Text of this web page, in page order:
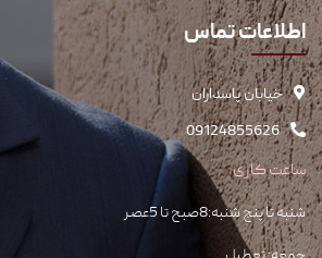
اطلاعات تماس
خیابان پاسداران
09124855626
ساعت کاری
شنبه تا پنج شنبه:8صبح تا 5عصر